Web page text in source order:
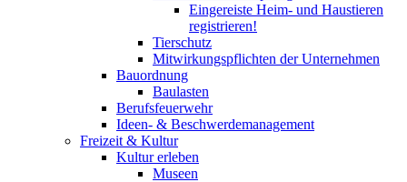
Eingereiste Heim- und Haustieren
registrieren!
Tierschutz
Mitwirkungspflichten der Unternehmen
Bauordnung
Baulasten
Berufsfeuerwehr
Ideen- & Beschwerdemanagement
Freizeit & Kultur
Kultur erleben
Museen